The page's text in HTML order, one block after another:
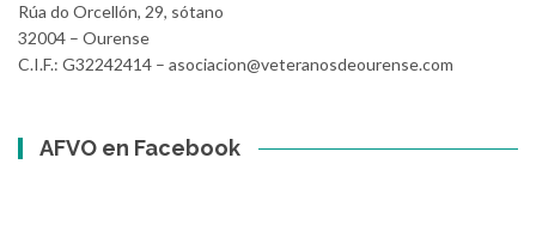
Rúa do Orcellón, 29, sótano
32004 – Ourense
C.I.F.: G32242414 – asociacion@veteranosdeourense.com
AFVO en Facebook